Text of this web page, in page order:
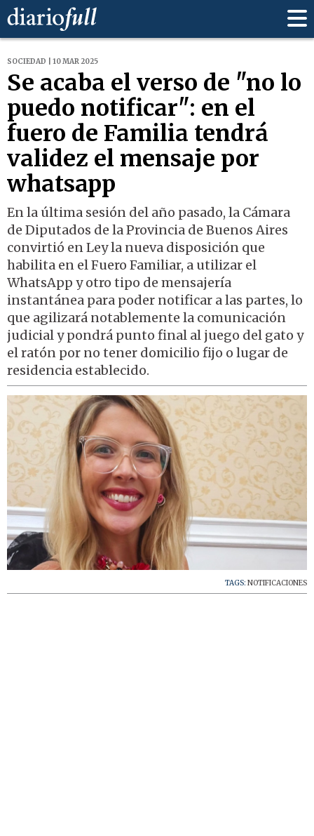
SOCIEDAD | 10 MAR 2025
Se acaba el verso de "no lo
puedo notificar": en el
fuero de Familia tendrá
validez el mensaje por
whatsapp
En la última sesión del año pasado, la Cámara
de Diputados de la Provincia de Buenos Aires
convirtió en Ley la nueva disposición que
habilita en el Fuero Familiar, a utilizar el
WhatsApp y otro tipo de mensajería
instantánea para poder notificar a las partes, lo
que agilizará notablemente la comunicación
judicial y pondrá punto final al juego del gato y
el ratón por no tener domicilio fijo o lugar de
residencia establecido.
TAGS: NOTIFICACIONES